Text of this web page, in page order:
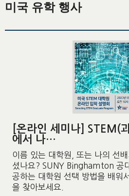
미국 유학 행사
[온라인 세미나] STEM(
에서 나…
이름 있는 대학원, 또는 나의 선
셨나요? SUNY Binghamton 공
공하는 대학원 선택 방법을 배워
을 찾아보세요.